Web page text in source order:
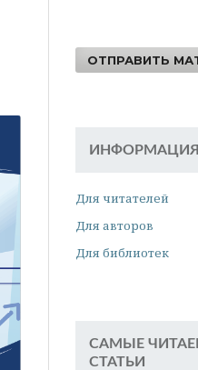
ОТПРАВИТЬ
ИНФОРМАЦИЯ
Для читателей
Для авторов
Для библиотек
САМЫЕ
СТАТЬИ